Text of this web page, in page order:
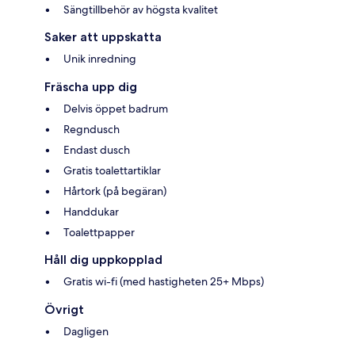
Sängtillbehör av högsta kvalitet
Saker att uppskatta
Unik inredning
Fräscha upp dig
Delvis öppet badrum
Regndusch
Endast dusch
Gratis toalettartiklar
Hårtork (på begäran)
Handdukar
Toalettpapper
Håll dig uppkopplad
Gratis wi-fi (med hastigheten 25+ Mbps)
Övrigt
Dagligen